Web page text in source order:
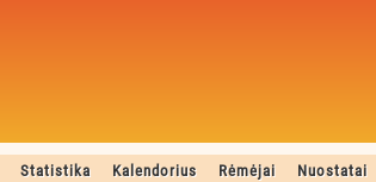
Statistika Kalendorius Rėmėjai Nuostatai